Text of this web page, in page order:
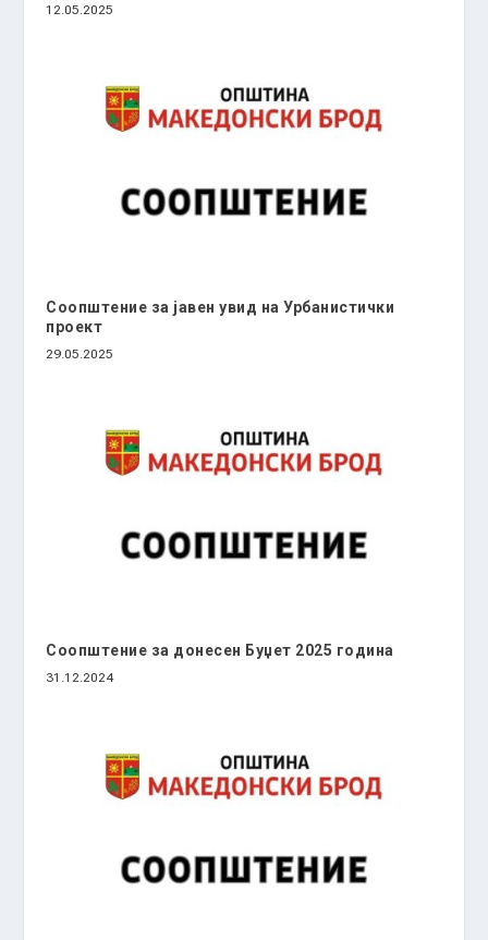
12.05.2025
Соопштение за јавен увид на Урбанистички
проект
29.05.2025
Соопштение за донесен Буџет 2025 година
31.12.2024